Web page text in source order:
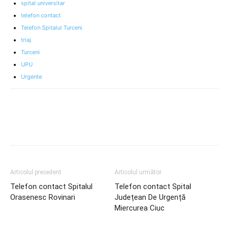
spital universitar
telefon contact
Telefon Spitalul Turceni
triaj
Turceni
UPU
Urgente
Articolul precedent
Telefon contact Spitalul
Orasenesc Rovinari
Articolul următor
Telefon contact Spital
Județean De Urgență
Miercurea Ciuc